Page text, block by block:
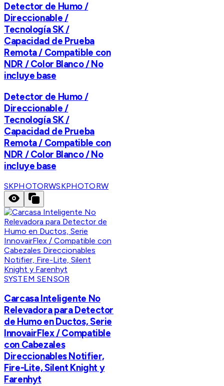
Detector de Humo /
Direccionable /
Tecnología SK /
Capacidad de Prueba
Remota / Compatible con
NDR / Color Blanco / No
incluye base
Detector de Humo /
Direccionable /
Tecnología SK /
Capacidad de Prueba
Remota / Compatible con
NDR / Color Blanco / No
incluye base
SKPHOTORWSKPHOTORW
SYSTEM SENSOR
Carcasa Inteligente No
Relevadora para Detector
de Humo en Ductos, Serie
InnovairFlex / Compatible
con Cabezales
Direccionables Notifier,
Fire-Lite, Silent Knight y
Farenhyt